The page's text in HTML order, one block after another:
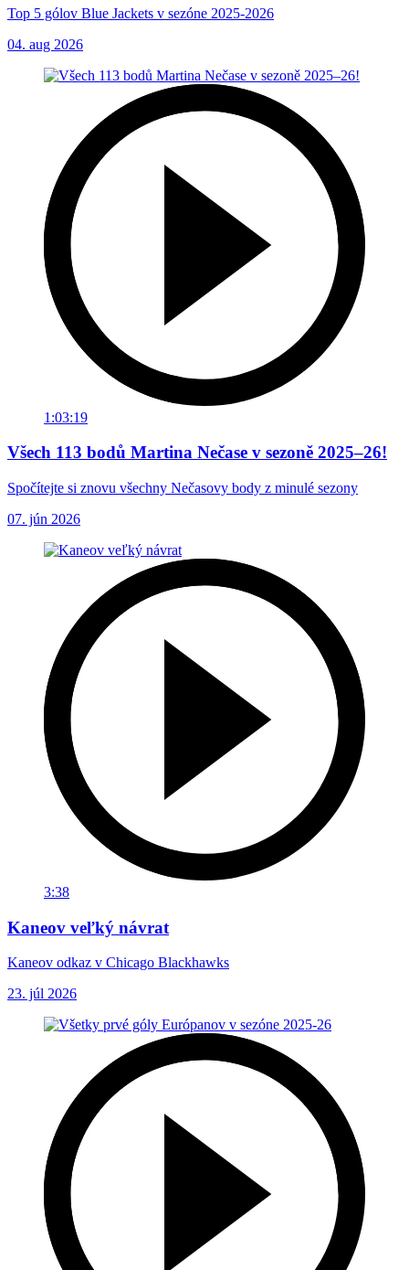
Top 5 gólov Blue Jackets v sezóne 2025-2026
04. aug 2026
1:03:19
Všech 113 bodů Martina Nečase v sezoně 2025–26!
Spočítejte si znovu všechny Nečasovy body z minulé sezony
07. jún 2026
3:38
Kaneov veľký návrat
Kaneov odkaz v Chicago Blackhawks
23. júl 2026